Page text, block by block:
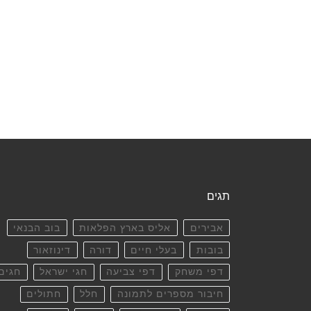
תגים
אבירים אליס בארץ הפלאות בוב הבנאי
בובות בעלי חיים דורה דינוזאור
דפי משחק דפי צביעה חגי ישראל
חיבור מספרים לתמונה חלל חתולים